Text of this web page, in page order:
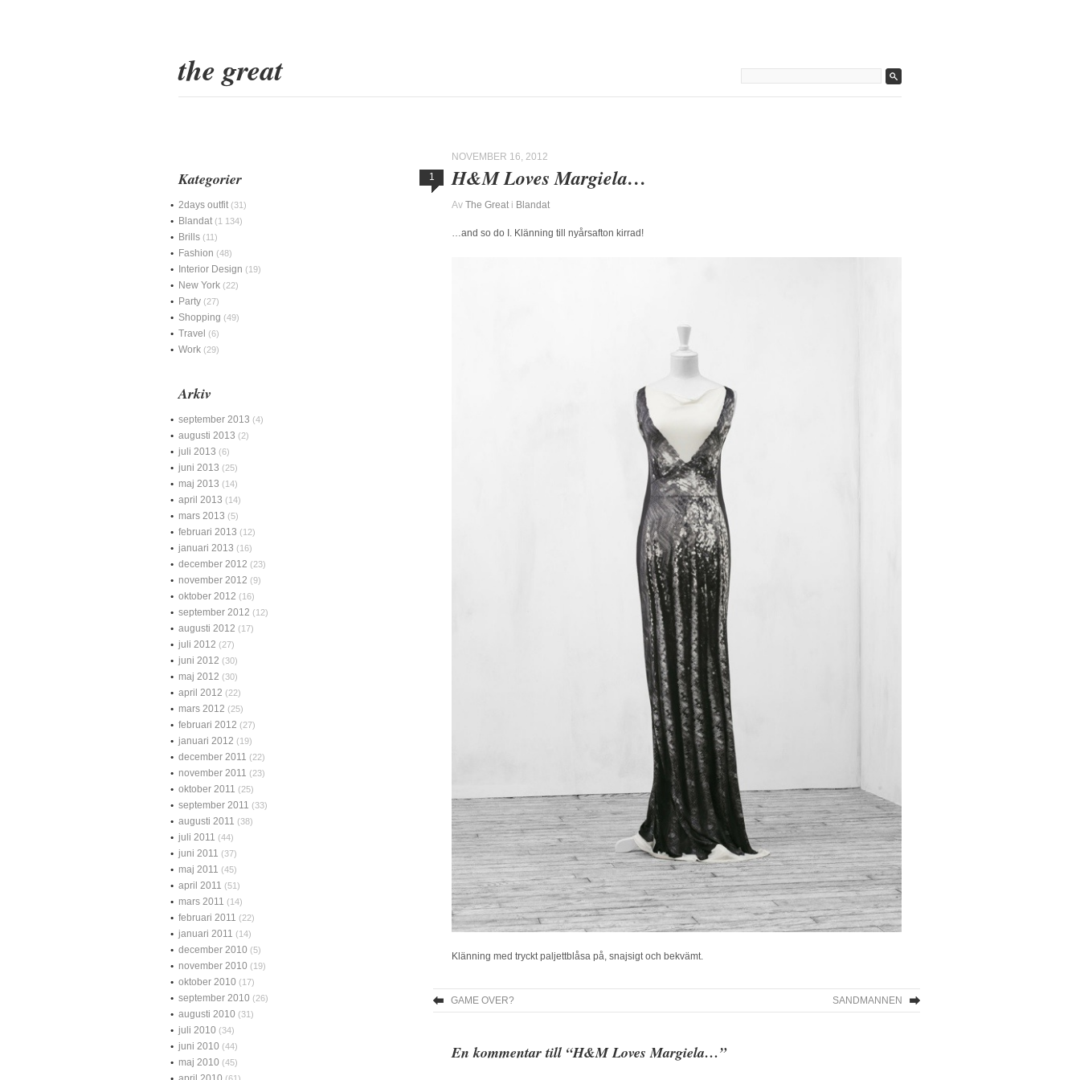
the great
NOVEMBER 16, 2012
1
H&M Loves Margiela…
Av The Great i Blandat
…and so do I. Klänning till nyårsafton kirrad!
Klänning med tryckt paljettblåsa på, snajsigt och bekvämt.
GAME OVER? SANDMANNEN
En kommentar till “H&M Loves Margiela…”
Kategorier
2days outfit (31)
Blandat (1 134)
Brills (11)
Fashion (48)
Interior Design (19)
New York (22)
Party (27)
Shopping (49)
Travel (6)
Work (29)
Arkiv
september 2013 (4)
augusti 2013 (2)
juli 2013 (6)
juni 2013 (25)
maj 2013 (14)
april 2013 (14)
mars 2013 (5)
februari 2013 (12)
januari 2013 (16)
december 2012 (23)
november 2012 (9)
oktober 2012 (16)
september 2012 (12)
augusti 2012 (17)
juli 2012 (27)
juni 2012 (30)
maj 2012 (30)
april 2012 (22)
mars 2012 (25)
februari 2012 (27)
januari 2012 (19)
december 2011 (22)
november 2011 (23)
oktober 2011 (25)
september 2011 (33)
augusti 2011 (38)
juli 2011 (44)
juni 2011 (37)
maj 2011 (45)
april 2011 (51)
mars 2011 (14)
februari 2011 (22)
januari 2011 (14)
december 2010 (5)
november 2010 (19)
oktober 2010 (17)
september 2010 (26)
augusti 2010 (31)
juli 2010 (34)
juni 2010 (44)
maj 2010 (45)